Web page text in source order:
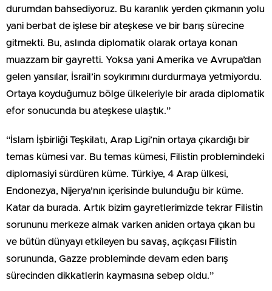
durumdan bahsediyoruz. Bu karanlık yerden çıkmanın yolu
yani berbat de işlese bir ateşkese ve bir barış sürecine
gitmekti. Bu, aslında diplomatik olarak ortaya konan
muazzam bir gayretti. Yoksa yani Amerika ve Avrupa’dan
gelen yansılar, İsrail’in soykırımını durdurmaya yetmiyordu.
Ortaya koyduğumuz bölge ülkeleriyle bir arada diplomatik
efor sonucunda bu ateşkese ulaştık.”
“İslam İşbirliği Teşkilatı, Arap Ligi’nin ortaya çıkardığı bir
temas kümesi var. Bu temas kümesi, Filistin problemindeki
diplomasiyi sürdüren küme. Türkiye, 4 Arap ülkesi,
Endonezya, Nijerya’nın içerisinde bulunduğu bir küme.
Katar da burada. Artık bizim gayretlerimizde tekrar Filistin
sorununu merkeze almak varken aniden ortaya çıkan bu
ve bütün dünyayı etkileyen bu savaş, açıkçası Filistin
sorununda, Gazze probleminde devam eden barış
sürecinden dikkatlerin kaymasına sebep oldu.”